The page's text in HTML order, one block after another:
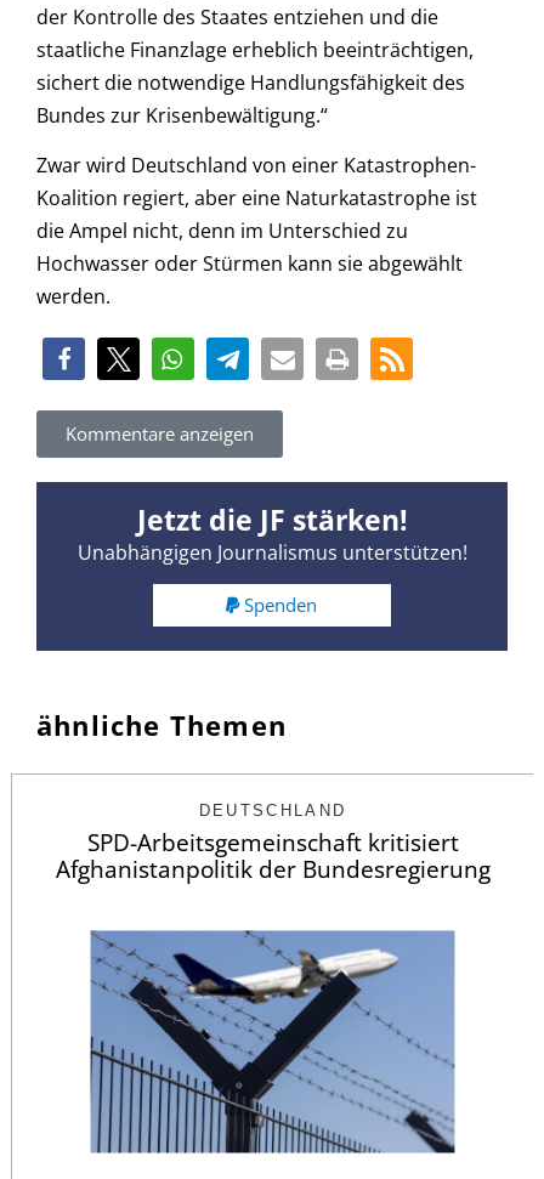
der Kontrolle des Staates entziehen und die
staatliche Finanzlage erheblich beeinträchtigen,
sichert die notwendige Handlungsfähigkeit des
Bundes zur Krisenbewältigung.“
Zwar wird Deutschland von einer Katastrophen-
Koalition regiert, aber eine Naturkatastrophe ist
die Ampel nicht, denn im Unterschied zu
Hochwasser oder Stürmen kann sie abgewählt
werden.
Kommentare anzeigen
Jetzt die JF stärken!
Unabhängigen Journalismus unterstützen!
Spenden
ähnliche Themen
DEUTSCHLAND
SPD-Arbeitsgemeinschaft kritisiert
Afghanistanpolitik der Bundesregierung